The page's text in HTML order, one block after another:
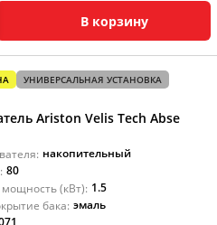
В корзину
УНИВЕРСАЛЬНАЯ УСТАНОВКА
Ariston Velis Tech Abse
накопительный
80
(кВт): 1.5
бака: эмаль